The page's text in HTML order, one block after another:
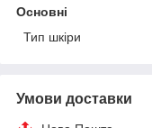
Основні
Тип шкіри
Умови доставки